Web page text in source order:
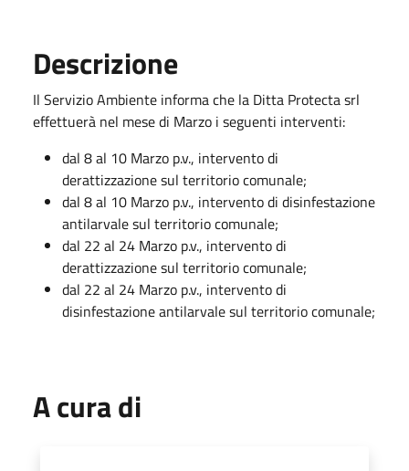
Descrizione
Il Servizio Ambiente informa che la Ditta Protecta srl
effettuerà nel mese di Marzo i seguenti interventi:
dal 8 al 10 Marzo p.v., intervento di
derattizzazione sul territorio comunale;
dal 8 al 10 Marzo p.v., intervento di disinfestazione
antilarvale sul territorio comunale;
dal 22 al 24 Marzo p.v., intervento di
derattizzazione sul territorio comunale;
dal 22 al 24 Marzo p.v., intervento di
disinfestazione antilarvale sul territorio comunale;
A cura di